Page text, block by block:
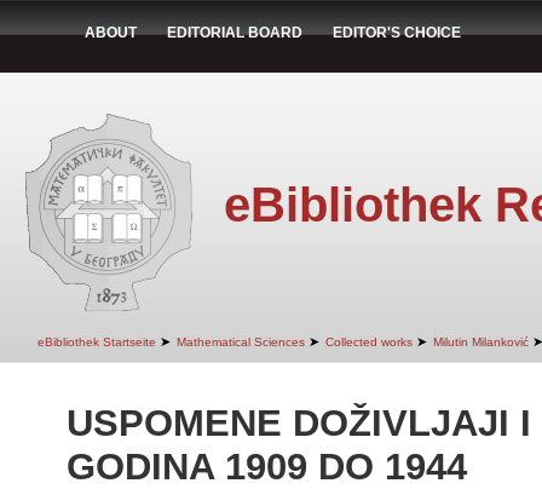
ABOUT EDITORIAL BOARD EDITOR'S CHOICE
eBibliothek
eBibliothek Startseite ➤ Mathematical Sciences ➤ Collected works ➤ Milutin Milanković ➤
USPOMENE DOŽIVLJAJI
GODINA 1909 DO 1944